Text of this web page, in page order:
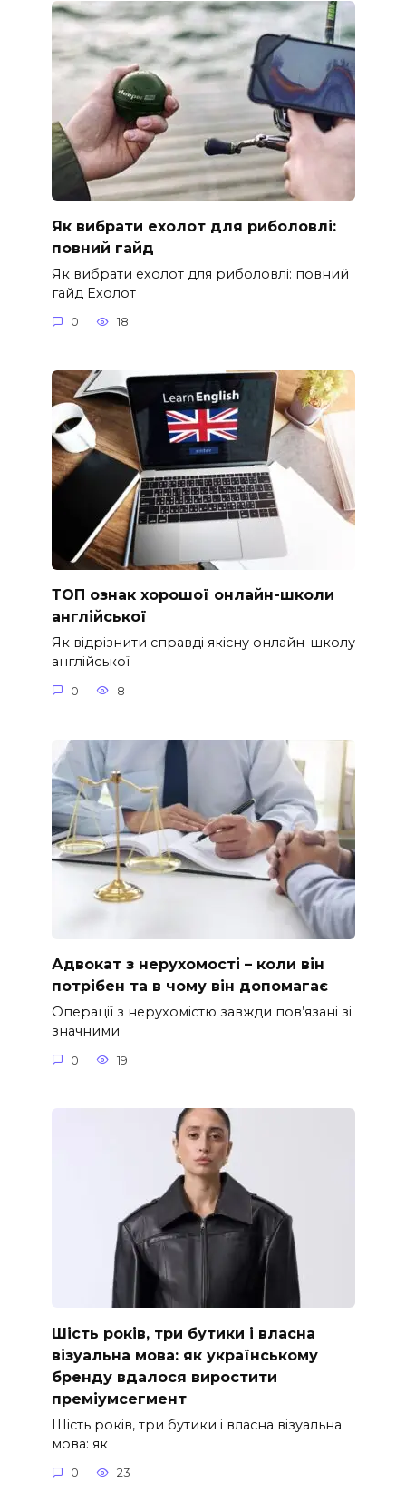
Як вибрати ехолот для риболовлі:
повний гайд
Як вибрати ехолот для риболовлі: повний
гайд Ехолот
0 18
ТОП ознак хорошої онлайн-школи
англійської
Як відрізнити справді якісну онлайн-школу
англійської
0 8
Адвокат з нерухомості – коли він
потрібен та в чому він допомагає
Операції з нерухомістю завжди пов’язані зі
значними
0 19
Шість років, три бутики і власна
візуальна мова: як українському
бренду вдалося виростити
преміумсегмент
Шість років, три бутики і власна візуальна
мова: як
0 23